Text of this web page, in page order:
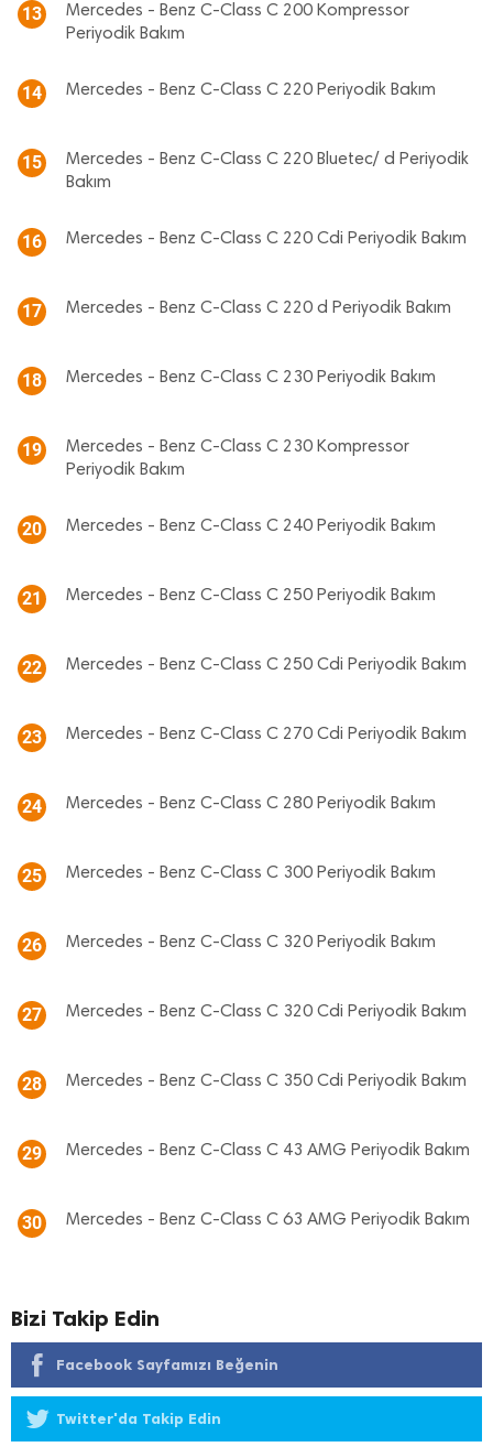
13
Mercedes - Benz C-Class C 200 Kompressor
Periyodik Bakım
14 Mercedes - Benz C-Class C 220 Periyodik Bakım
15
Mercedes - Benz C-Class C 220 Bluetec/ d Periyodik
Bakım
16 Mercedes - Benz C-Class C 220 Cdi Periyodik Bakım
17 Mercedes - Benz C-Class C 220 d Periyodik Bakım
18 Mercedes - Benz C-Class C 230 Periyodik Bakım
19
Mercedes - Benz C-Class C 230 Kompressor
Periyodik Bakım
20 Mercedes - Benz C-Class C 240 Periyodik Bakım
21 Mercedes - Benz C-Class C 250 Periyodik Bakım
22 Mercedes - Benz C-Class C 250 Cdi Periyodik Bakım
23 Mercedes - Benz C-Class C 270 Cdi Periyodik Bakım
24 Mercedes - Benz C-Class C 280 Periyodik Bakım
25 Mercedes - Benz C-Class C 300 Periyodik Bakım
26 Mercedes - Benz C-Class C 320 Periyodik Bakım
27 Mercedes - Benz C-Class C 320 Cdi Periyodik Bakım
28 Mercedes - Benz C-Class C 350 Cdi Periyodik Bakım
29 Mercedes - Benz C-Class C 43 AMG Periyodik Bakım
30 Mercedes - Benz C-Class C 63 AMG Periyodik Bakım
Bizi Takip Edin
Facebook Sayfamızı Beğenin
Twitter'da Takip Edin